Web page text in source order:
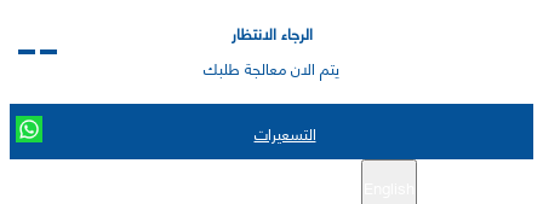
الرجاء الانتظار
يتم الان معالجة طلبك
التسعيرات